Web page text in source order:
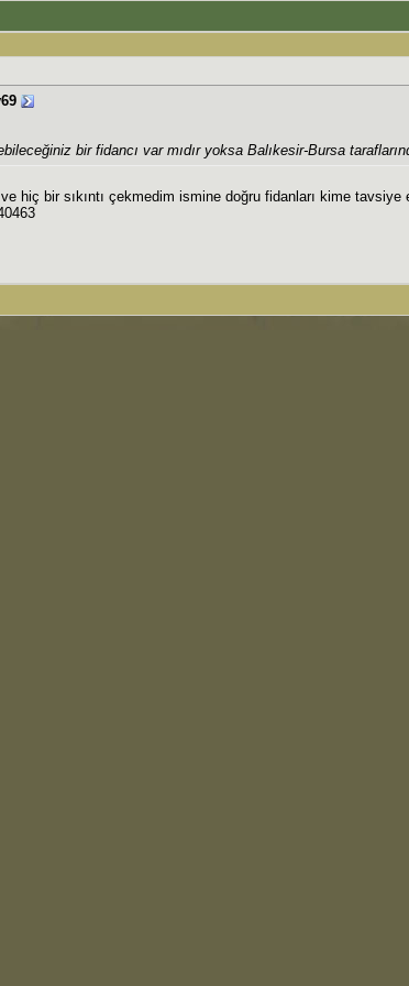
bir fidancı var mıdır yoksa Balıkesir-Bursa
hiç bir sıkıntı çekmedim ismine doğru fidanları kime